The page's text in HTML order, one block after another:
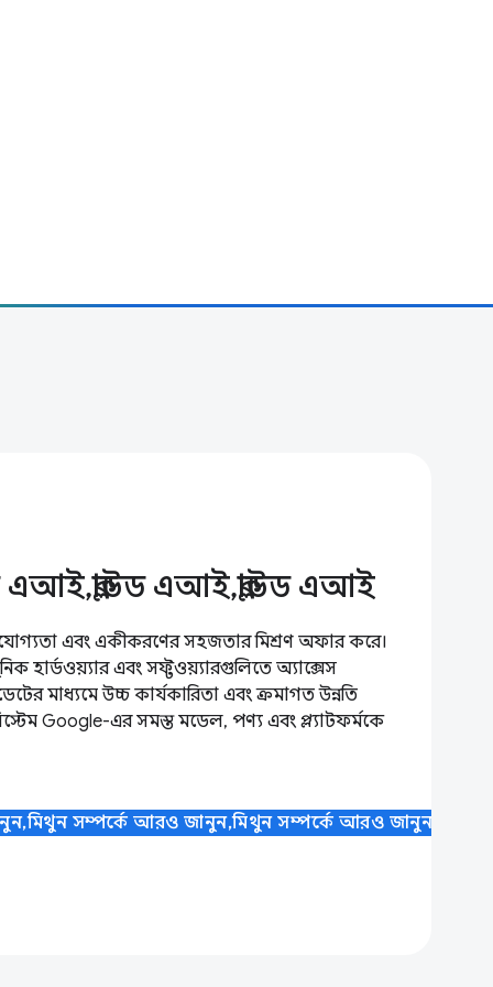
এআই,ক্লাউড এআই,ক্লাউড এআই
এবং একীকরণের সহজতার মিশ্রণ অফার করে।
হার্ডওয়্যার এবং সফ্টওয়্যারগুলিতে অ্যাক্সেস
মাধ্যমে উচ্চ কার্যকারিতা এবং ক্রমাগত উন্নতি
Google-এর সমস্ত মডেল, পণ্য এবং প্ল্যাটফর্মকে
সম্পর্কে আরও জানুন,মিথুন সম্পর্কে আরও জানুন,মিথুন